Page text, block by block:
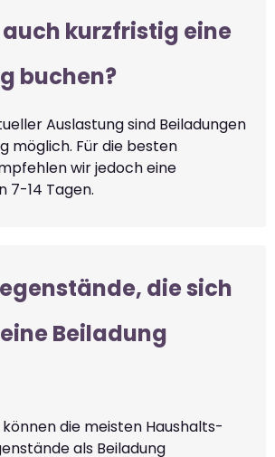
kurzfristig eine
buchen?
Auslastung sind Beiladungen
möglich. Für die besten
wir jedoch eine
7-14 Tagen.
die sich
Beiladung
die meisten Haushalts-
als Beiladung